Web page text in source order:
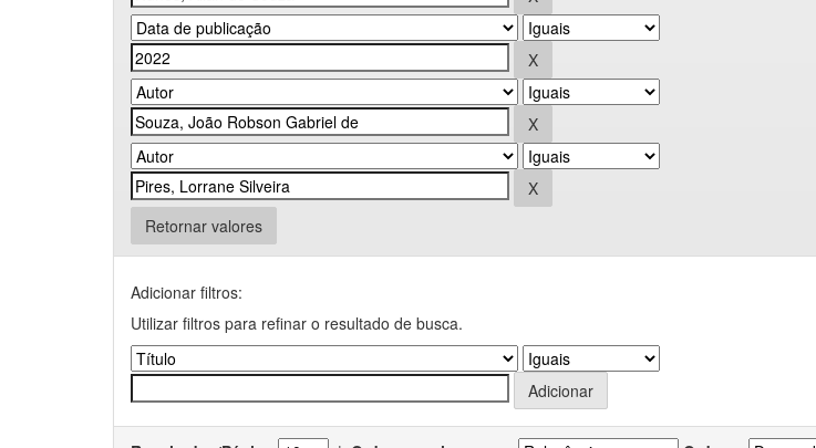
Retornar valores
Adicionar filtros:
Utilizar filtros para refinar o resultado de busca.